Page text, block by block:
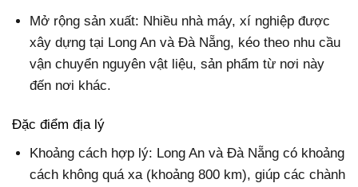
Mở rộng sản xuất: Nhiều nhà máy, xí nghiệp được
xây dựng tại Long An và Đà Nẵng, kéo theo nhu cầu
vận chuyển nguyên vật liệu, sản phẩm từ nơi này
đến nơi khác.
Đặc điểm địa lý
Khoảng cách hợp lý: Long An và Đà Nẵng có khoảng
cách không quá xa (khoảng 800 km), giúp các chành